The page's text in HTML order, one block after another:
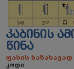
ᲙᲐᲑᲘᲜᲘᲡ
ᲬᲘᲜᲐ
ფასის
კოდი